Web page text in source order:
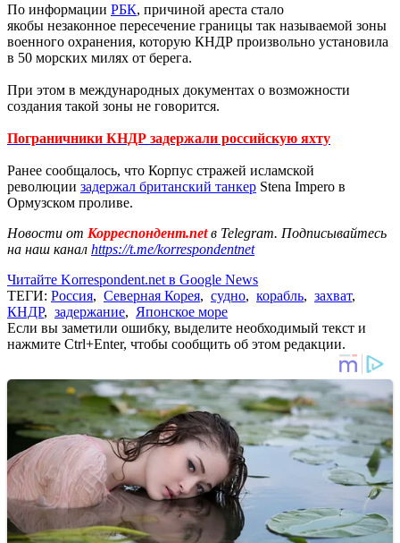
По информации РБК, причиной ареста стало
якобы незаконное пересечение границы так называемой зоны
военного охранения, которую КНДР произвольно установила
в 50 морских милях от берега.
При этом в международных документах о возможности
создания такой зоны не говорится.
Пограничники КНДР задержали российскую яхту
Ранее сообщалось, что Корпус стражей исламской
революции задержал британский танкер Stena Impero в
Ормузском проливе.
Новости от Корреспондент.netв Telegram. Подписывайтесь
на наш канал https://t.me/korrespondentnet
Читайте Korrespondent.net в Google News
ТЕГИ: Россия, Северная Корея, судно, корабль, захват,
КНДР, задержание, Японское море
Если вы заметили ошибку, выделите необходимый текст и
нажмите Ctrl+Enter, чтобы сообщить об этом редакции.